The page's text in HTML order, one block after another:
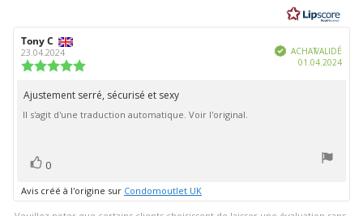
étoiles
5
Auteur
de
l'évaluation:
Tony C
l'évaluation:
23.04.2024
l'évaluation
:
5.0
VérifiéACHAT VALIDÉ
01.04.2024
Texte
de
Ajustement serré, sécurisé et sexy
Il s'agit d'une traduction automatique. Voir l'original.
Vote
positif
0
Avis créé à l'origine sur Condomoutlet UK